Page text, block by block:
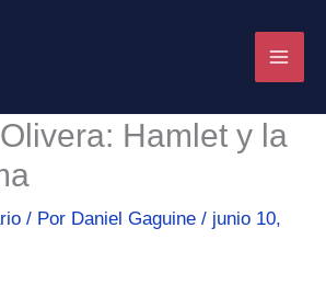
Hamlet y la
/ Por Daniel Gaguine / junio 10,